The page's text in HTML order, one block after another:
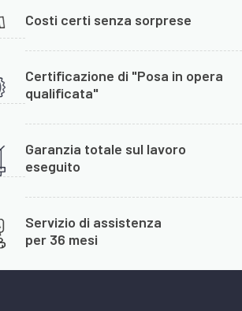
Costi certi senza sorprese
Certificazione di "Posa in opera
qualificata"
Garanzia totale sul lavoro
eseguito
Servizio di assistenza
per 36 mesi